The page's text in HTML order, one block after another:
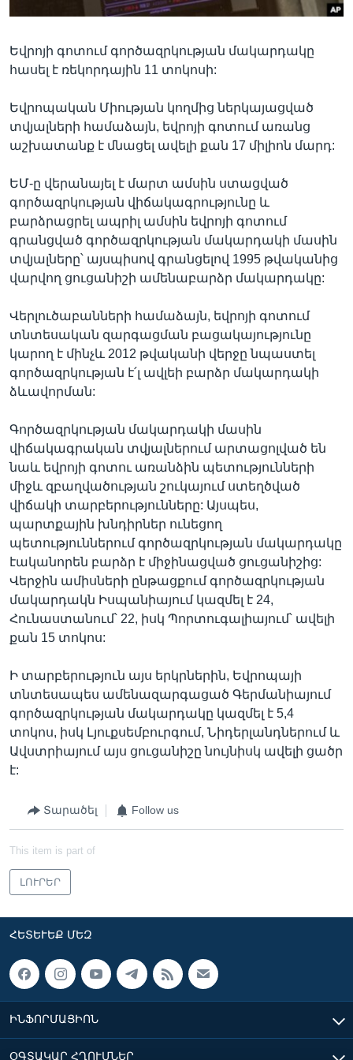
Լեզուներ
Եվրոյի գոտում գործազրկության մակարդակը
հասել է ռեկորդային 11 տոկոսի:
Եվրոպական Միության կողմից ներկայացված
տվյալների համաձայն, եվրոյի գոտում առանց
աշխատանք է մնացել ավելի քան 17 միլիոն մարդ:
ԵՄ-ը վերանայել է մարտ ամսին ստացված
գործազրկության վիճակագրությունը և
բարձրացրել ապրիլ ամսին եվրոյի գոտում
գրանցված գործազրկության մակարդակի մասին
տվյալները՝ այսպիսով գրանցելով 1995 թվականից
վարվող ցուցանիշի ամենաբարձր մակարդակը:
Վերլուծաբանների համաձայն, եվրոյի գոտում
տնտեսական զարգացման բացակայությունը
կարող է մինչև 2012 թվականի վերջը նպաստել
գործազրկության է՛լ ավլեի բարձր մակարդակի
ձևավորման:
Գործազրկության մակարդակի մասին
վիճակագրական տվյալներում արտացոլված են
նաև եվրոյի գոտու առանձին պետությունների
միջև զբաղվածության շուկայում ստեղծված
վիճակի տարբերությունները: Այսպես,
պարտքային խնդիրներ ունեցող
պետություններում գործազրկության մակարդակը
էականորեն բարձր է միջինացված ցուցանիշից:
Վերջին ամիսների ընթացքում գործազրկության
մակարդակն Իսպանիայում կազմել է 24,
Հունաստանում՝ 22, իսկ Պորտուգալիայում՝ ավելի
քան 15 տոկոս:
Ի տարբերություն այս երկրներին, Եվրոպայի
տնտեսապես ամենազարգացած Գերմանիայում
գործազրկության մակարդակը կազմել է 5,4
տոկոս, իսկ Լյուքսեմբուրգում, Նիդերլանդներում և
Ավստրիայում այս ցուցանիշը նույնիսկ ավելի ցածր
է:
Տարածել Follow us
This item is part of
ԼՈՒՐԵՐ
ՀԵՏԵՒԵՔ ՄԵԶ
ԻՆՖՈՐՄԱՑԻՈՆ
ՕԳՏԱԿԱՐ ՀՂՈՒՄՆԵՐ